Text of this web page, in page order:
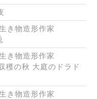
き物造形作家
き物造形作家
穫の秋 大庭のドラド
き物造形作家